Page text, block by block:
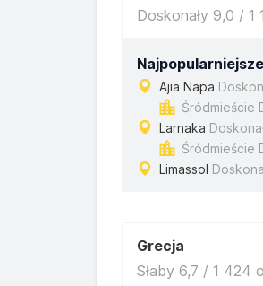
Doskonały 9,0 / 1
Ajia Napa
Śródmieście
Larnaka
Śródmieście
Limassol
Grecja
Słaby 6,7 / 1 424